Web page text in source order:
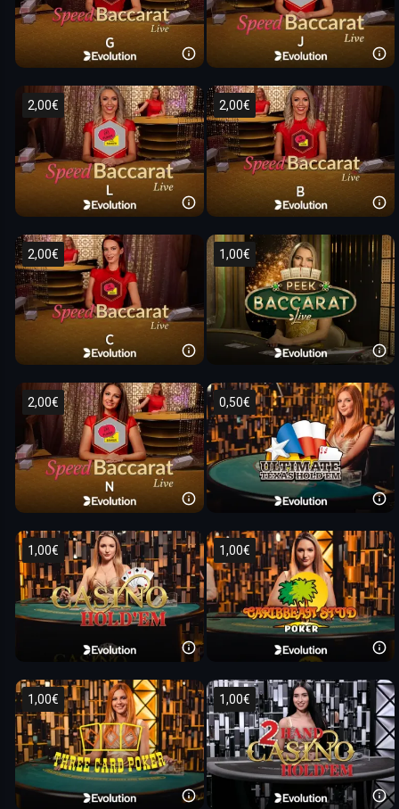
2,00€ 2,00€
2,00€ 1,00€
2,00€ 0,50€
1,00€ 1,00€
1,00€ 1,00€